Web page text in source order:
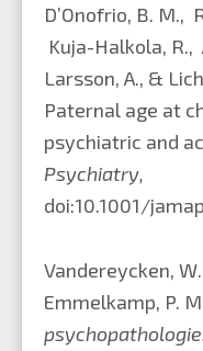
D’Onofrio, B. M.,
Kuja-Halkola, R.,
Larsson, A., &
Paternal age at
psychiatric and
Psychiatry,
doi:10.1001/
Vandereycken,
Emmelkamp, P.